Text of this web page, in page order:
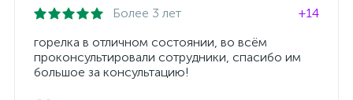
Более 3 лет
+14
горелка в отличном состоянии, во всём
проконсультировали сотрудники, спасибо им
большое за консультацию!